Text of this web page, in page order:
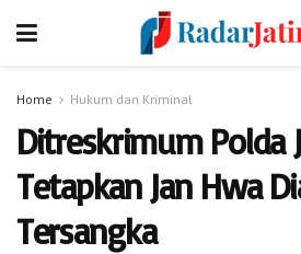
Home Hukum dan Kriminal
Ditreskrimum Polda
Tetapkan Jan Hwa
Tersangka